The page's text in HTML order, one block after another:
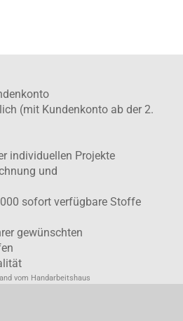
(mit Kundenkonto ab der 2.
individuellen Projekte
und
sofort verfügbare Stoffe
gewünschten
vom Handarbeitshaus